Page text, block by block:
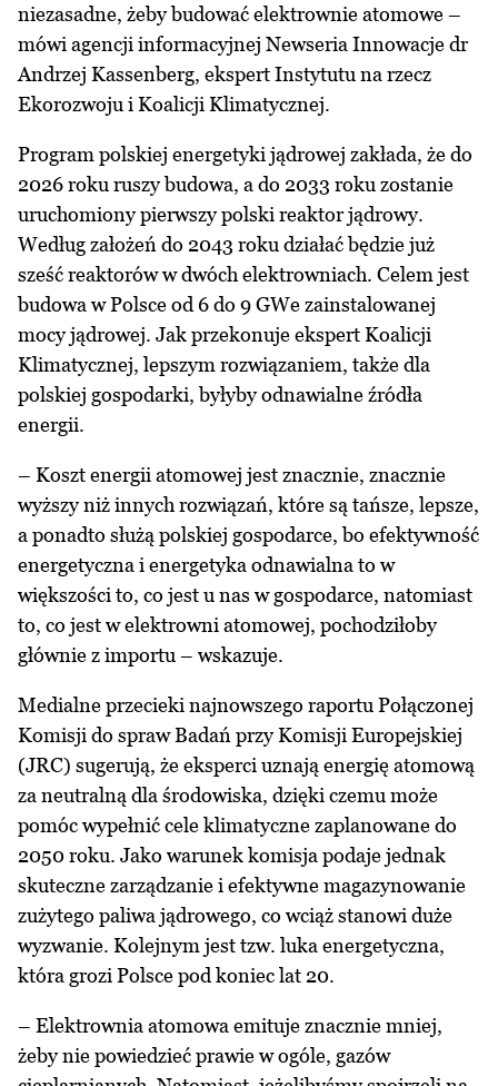
niezasadne, żeby budować elektrownie atomowe –
mówi agencji informacyjnej Newseria Innowacje dr
Andrzej Kassenberg, ekspert Instytutu na rzecz
Ekorozwoju i Koalicji Klimatycznej.
Program polskiej energetyki jądrowej zakłada, że do
2026 roku ruszy budowa, a do 2033 roku zostanie
uruchomiony pierwszy polski reaktor jądrowy.
Według założeń do 2043 roku działać będzie już
sześć reaktorów w dwóch elektrowniach. Celem jest
budowa w Polsce od 6 do 9 GWe zainstalowanej
mocy jądrowej. Jak przekonuje ekspert Koalicji
Klimatycznej, lepszym rozwiązaniem, także dla
polskiej gospodarki, byłyby odnawialne źródła
energii.
– Koszt energii atomowej jest znacznie, znacznie
wyższy niż innych rozwiązań, które są tańsze, lepsze,
a ponadto służą polskiej gospodarce, bo efektywność
energetyczna i energetyka odnawialna to w
większości to, co jest u nas w gospodarce, natomiast
to, co jest w elektrowni atomowej, pochodziłoby
głównie z importu – wskazuje.
Medialne przecieki najnowszego raportu Połączonej
Komisji do spraw Badań przy Komisji Europejskiej
(JRC) sugerują, że eksperci uznają energię atomową
za neutralną dla środowiska, dzięki czemu może
pomóc wypełnić cele klimatyczne zaplanowane do
2050 roku. Jako warunek komisja podaje jednak
skuteczne zarządzanie i efektywne magazynowanie
zużytego paliwa jądrowego, co wciąż stanowi duże
wyzwanie. Kolejnym jest tzw. luka energetyczna,
która grozi Polsce pod koniec lat 20.
– Elektrownia atomowa emituje znacznie mniej,
żeby nie powiedzieć prawie w ogóle, gazów